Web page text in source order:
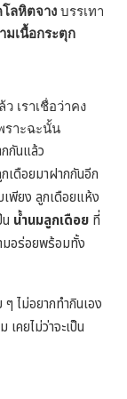
ลหิตจาง บรรเทา
มเนื้อกระตุก
เราเชื่อว่าคง
ราะฉะนั้น
กันแล้ว
เดือยมาฝากกันอีก
พียง ลูกเดือยแห้ง
น้ำนมลูกเดือย ที่
มอร่อยพร้อมทั้ง
ไม่อยากทำกินเอง
เคยไม่ว่าจะเป็น